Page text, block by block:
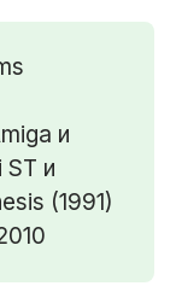
и
и
(1991)